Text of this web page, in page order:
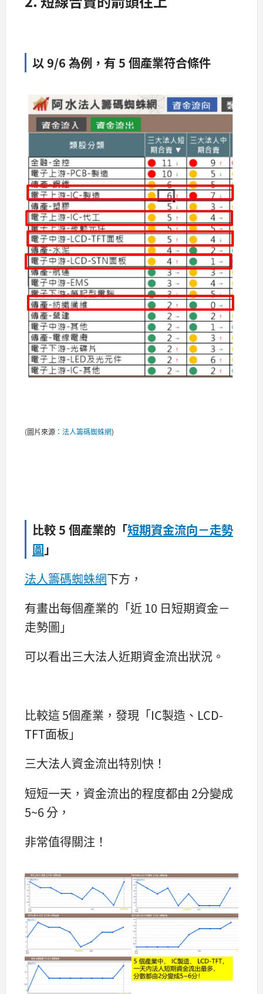
以 9/6 為例，有 5 個產業符合條件
(圖片來源： 法人籌碼蜘蛛網)
比較 5 個產業的「短期資金流向－走勢
圖」
法人籌碼蜘蛛網下方，
有畫出每個產業的「近 10 日短期資金－
走勢圖」
可以看出三大法人近期資金流出狀況。
比較這 5個產業，發現「IC製造、LCD-
TFT面板」
三大法人資金流出特別快！
短短一天，資金流出的程度都由 2分變成
5~6 分，
非常值得關注！